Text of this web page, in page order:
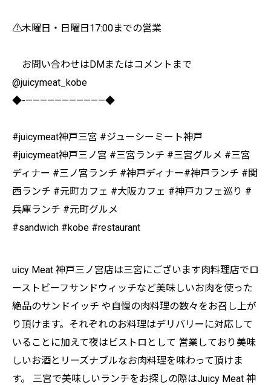
⚠︎木曜日・日曜日17:00までの営業
お問い合わせはDMまたはコメントまで
@juicymeat_kobe
◆-———————————◆
#juicymeat神戸三宮 #ジューシーミート神戸
#juicymeat神戸三ノ宮 #三宮ランチ #三宮グルメ #三宮
ディナー #三ノ宮ランチ #神戸ディナー#神戸ランチ #関
西ランチ #元町カフェ #大阪カフェ #神戸カフェ巡り #
兵庫ランチ #元町グルメ
#sandwich #kobe #restaurant
uicy Meat 神戸三ノ宮店は三宮にございます肉料理店でロ
ーストビーフサンドウィッチなど美味しいお肉を使った
絶品のサンドイッチ や自慢の肉料理の数々をお召し上が
り頂けます。それぞれのお料理はデリバリーに対応して
いることに加えて夜はビストロとして 営業しており美味
しいお酒とリーズナブルなお肉料理を味わって頂けま
す。 三宮で美味しいランチをお探しの際はJuicy Meat 神